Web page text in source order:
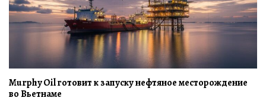
Murphy Oil готовит к запуску нефтяное месторождение
во Вьетнаме